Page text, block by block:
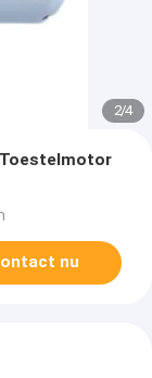
2/4
nu